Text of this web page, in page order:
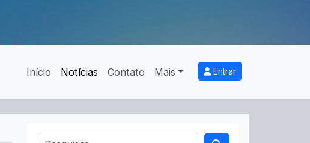
Início Notícias Contato Mais Entrar